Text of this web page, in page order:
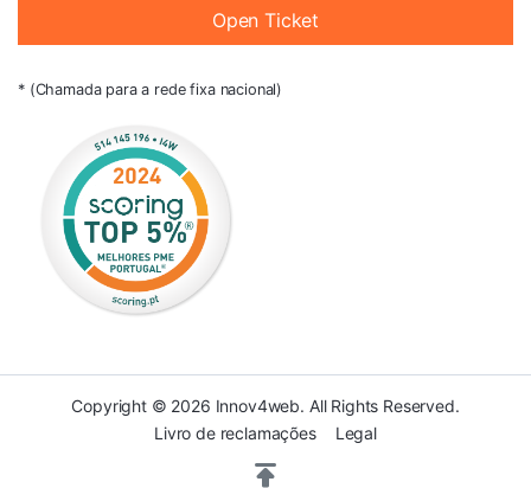
Open Ticket
* (Chamada para a rede fixa nacional)
Copyright © 2026 Innov4web. All Rights Reserved.
Livro de reclamações
Legal